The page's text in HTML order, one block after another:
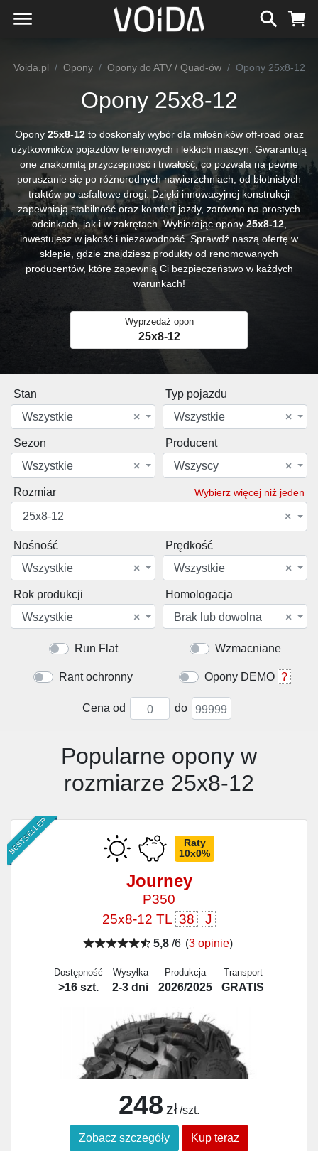
Voida.pl Opony Opony do ATV / Quad-ów Opony 25x8-12
Opony 25x8-12
Opony 25x8-12to doskonały wybór dla miłośników off-road oraz
użytkowników pojazdów terenowych i lekkich maszyn. Gwarantują
one znakomitą przyczepność i trwałość, co pozwala na pewne
poruszanie się po różnorodnych nawierzchniach, od błotnistych
traktów po asfaltowe drogi. Dzięki innowacyjnej konstrukcji
zapewniają stabilność oraz komfort jazdy, zarówno na prostych
odcinkach, jak i w zakrętach. Wybierając opony25x8-12,
inwestujesz w jakość i niezawodność. Sprawdź naszą ofertę w
sklepie, gdzie znajdziesz produkty od renomowanych
producentów, które zapewnią Ci bezpieczeństwo w każdych
warunkach!
Wyprzedaż opon
25x8-12
Stan
×
Wszystkie
Typ pojazdu
×
Wszystkie
Sezon
×
Wszystkie
Producent
×
Wszyscy
Rozmiar Wybierz więcej niż jeden
×
25x8-12
Nośność
×
Wszystkie
Prędkość
×
Wszystkie
Rok produkcji
×
Wszystkie
Homologacja
×
Brak lub dowolna
Run Flat Wzmacniane
Rant ochronny Opony DEMO ?
Cena od do
Popularne opony w
rozmiarze 25x8-12
BESTSELLER
Raty
10x0%
Journey
P350
25x8-12 TL 38 J
5,8/6 (3 opinie)
Dostępność
>16 szt.
Wysyłka
2-3 dni
Produkcja
2026/2025
Transport
GRATIS
248 zł /szt.
Zobacz szczegóły Kup teraz